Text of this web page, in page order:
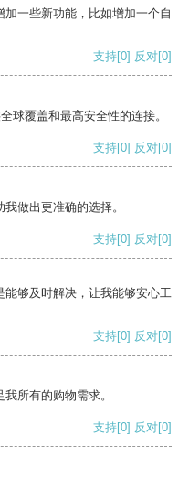
一些新功能，比如增加一个自
支持[0] 反对[0]
球覆盖和最高安全性的连接。
支持[0] 反对[0]
做出更准确的选择。
支持[0] 反对[0]
够及时解决，让我能够安心工
支持[0] 反对[0]
所有的购物需求。
支持[0] 反对[0]